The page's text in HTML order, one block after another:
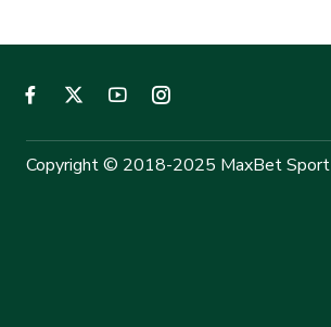
Copyright © 2018-2025 MaxBet Sport